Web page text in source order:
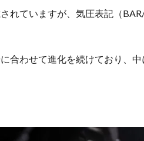
れていますが、気圧表記（
合わせて進化を続けており、